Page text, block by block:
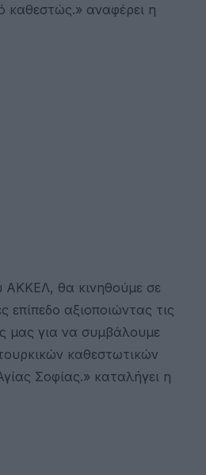
καθεστώς.» αναφέρει η
ΑΚΚΕΛ, θα κινηθούμε σε
επίπεδο αξιοποιώντας τις
μας για να συμβάλουμε
καθεστωτικών
Σοφίας.» καταλήγει η